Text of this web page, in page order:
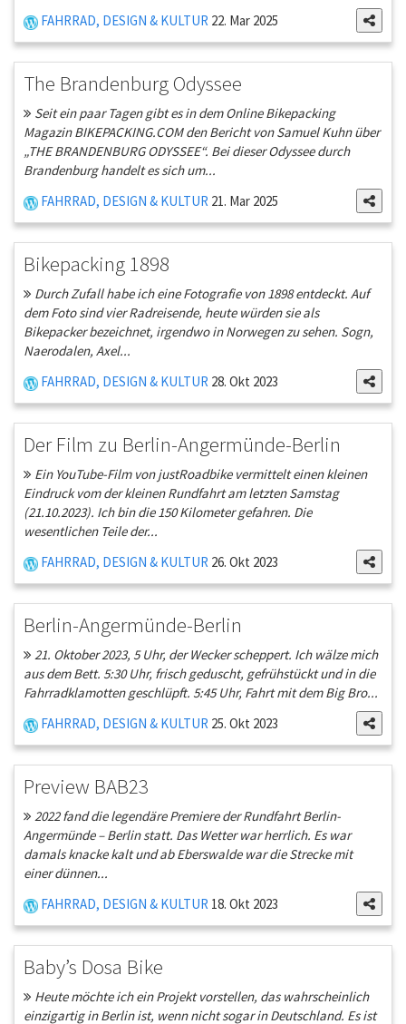
FAHRRAD, DESIGN & KULTUR 22. Mar 2025
The Brandenburg Odyssee
Seit ein paar Tagen gibt es in dem Online Bikepacking
Magazin BIKEPACKING.COM den Bericht von Samuel Kuhn über
„THE BRANDENBURG ODYSSEE“. Bei dieser Odyssee durch
Brandenburg handelt es sich um...
FAHRRAD, DESIGN & KULTUR 21. Mar 2025
Bikepacking 1898
Durch Zufall habe ich eine Fotografie von 1898 entdeckt. Auf
dem Foto sind vier Radreisende, heute würden sie als
Bikepacker bezeichnet, irgendwo in Norwegen zu sehen. Sogn,
Naerodalen, Axel...
FAHRRAD, DESIGN & KULTUR 28. Okt 2023
Der Film zu Berlin-Angermünde-Berlin
Ein YouTube-Film von justRoadbike vermittelt einen kleinen
Eindruck vom der kleinen Rundfahrt am letzten Samstag
(21.10.2023). Ich bin die 150 Kilometer gefahren. Die
wesentlichen Teile der...
FAHRRAD, DESIGN & KULTUR 26. Okt 2023
Berlin-Angermünde-Berlin
21. Oktober 2023, 5 Uhr, der Wecker scheppert. Ich wälze mich
aus dem Bett. 5:30 Uhr, frisch geduscht, gefrühstückt und in die
Fahrradklamotten geschlüpft. 5:45 Uhr, Fahrt mit dem Big Bro...
FAHRRAD, DESIGN & KULTUR 25. Okt 2023
Preview BAB23
2022 fand die legendäre Premiere der Rundfahrt Berlin-
Angermünde – Berlin statt. Das Wetter war herrlich. Es war
damals knacke kalt und ab Eberswalde war die Strecke mit
einer dünnen...
FAHRRAD, DESIGN & KULTUR 18. Okt 2023
Baby’s Dosa Bike
Heute möchte ich ein Projekt vorstellen, das wahrscheinlich
einzigartig in Berlin ist, wenn nicht sogar in Deutschland. Es ist